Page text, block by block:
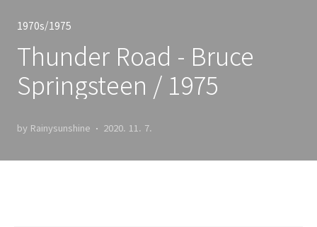
1970s/1975
Thunder Road - Bruce
Springsteen / 1975
by Rainysunshine 2020. 11. 7.